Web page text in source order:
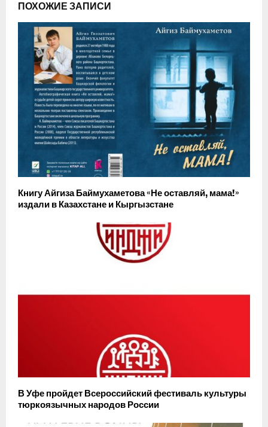
ПОХОЖИЕ ЗАПИСИ
Книгу Айгиза Баймухаметова «Не оставляй, мама!»
издали в Казахстане и Кыргызстане
В Уфе пройдет Всероссийский фестиваль культуры
тюркоязычных народов России